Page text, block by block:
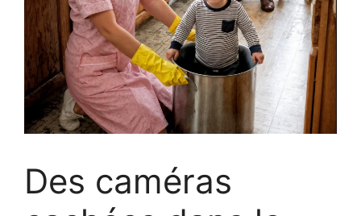
Des caméras